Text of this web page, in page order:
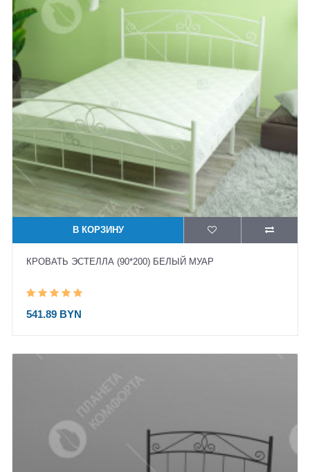
В КОРЗИНУ
КРОВАТЬ ЭСТЕЛЛА (90*200) БЕЛЫЙ МУАР
541.89 BYN